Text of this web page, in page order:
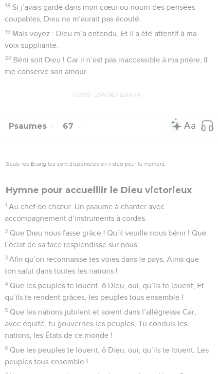
18 Si j’avais gardé dans mon cœur ou nourri des pensées
coupables, Dieu ne m’aurait pas écouté.
19 Mais voyez : Dieu m’a entendu, Et il a été attentif à ma
voix suppliante.
20 Béni soit Dieu ! Car il n’est pas inaccessible à ma prière, Il
me conserve son amour.
© 2013 - 2010 BLF Editions
Psaumes 67
Seuls les Évangiles sont disponibles en vidéo pour le moment.
Hymne pour accueillir le Dieu victorieux
1 Au chef de chœur. Un psaume à chanter avec
accompagnement d’instruments à cordes.
2 Que Dieu nous fasse grâce ! Qu’il veuille nous bénir ! Que
l’éclat de sa face resplendisse sur nous
3 Afin qu’on reconnaisse tes voies dans le pays, Ainsi que
ton salut dans toutes les nations !
4 Que les peuples te louent, ô Dieu, oui, qu’ils te louent, Et
qu’ils te rendent grâces, les peuples tous ensemble !
5 Que les nations jubilent et soient dans l’allégresse Car,
avec équité, tu gouvernes les peuples, Tu conduis les
nations, les États de ce monde !
6 Que les peuples te louent, ô Dieu, oui, qu’ils te louent, Les
peuples tous ensemble !